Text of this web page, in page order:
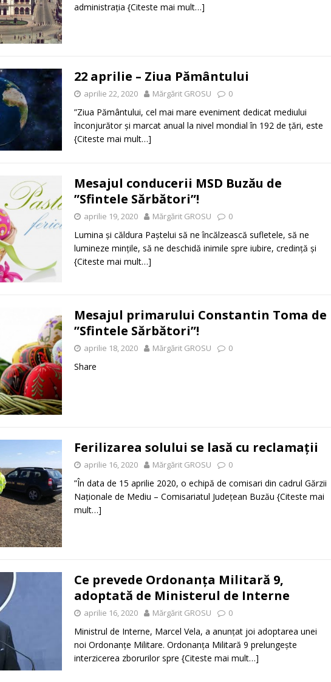
administraţia {Citeste mai mult…]
22 aprilie – Ziua Pământului
aprilie 22, 2020 Mărgărit GROSU 0
”Ziua Pământului, cel mai mare eveniment dedicat mediului
înconjurător și marcat anual la nivel mondial în 192 de țări, este
{Citeste mai mult…]
Mesajul conducerii MSD Buzău de
”Sfintele Sărbători”!
aprilie 19, 2020 Mărgărit GROSU 0
Lumina și căldura Paștelui să ne încălzească sufletele, să ne
lumineze mințile, să ne deschidă inimile spre iubire, credință și
{Citeste mai mult…]
Mesajul primarului Constantin Toma de
”Sfintele Sărbători”!
aprilie 18, 2020 Mărgărit GROSU 0
Share
Ferilizarea solului se lasă cu reclamații
aprilie 16, 2020 Mărgărit GROSU 0
”În data de 15 aprilie 2020, o echipă de comisari din cadrul Gărzii
Naționale de Mediu – Comisariatul Județean Buzău {Citeste mai
mult…]
Ce prevede Ordonanța Militară 9,
adoptată de Ministerul de Interne
aprilie 16, 2020 Mărgărit GROSU 0
Ministrul de Interne, Marcel Vela, a anunțat joi adoptarea unei
noi Ordonanțe Militare. Ordonanța Militară 9 prelungește
interzicerea zborurilor spre {Citeste mai mult…]